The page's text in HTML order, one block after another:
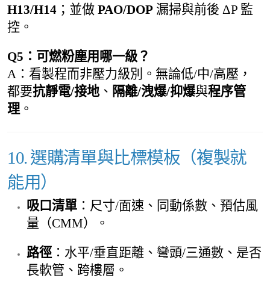
H13/H14 ；並做 PAO/DOP 漏掃與前後 ΔP 監
控。
Q5：可燃粉塵用哪一級？
A：看製程而非壓力級別。無論低/中/高壓，
都要抗靜電/接地、 隔離/洩爆/抑爆與程序管
理 。
10. 選購清單與比標模板（複製就
能用）
吸口清單 ：尺寸/面速、同動係數、預估風
量（CMM）。
路徑 ：水平/垂直距離、彎頭/三通數、是否
長軟管、跨樓層。